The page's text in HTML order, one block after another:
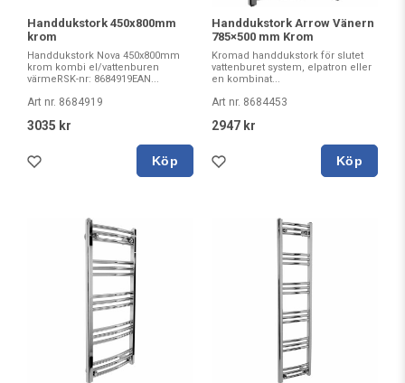
Handdukstork 450x800mm
krom
Handdukstork Nova 450x800mm
krom kombi el/vattenburen
värmeRSK-nr: 8684919EAN...
Art nr. 8684919
3035 kr
Köp
Handdukstork Arrow Vänern
785×500 mm Krom
Kromad handdukstork för slutet
vattenburet system, elpatron eller
en kombinat...
Art nr. 8684453
2947 kr
Köp